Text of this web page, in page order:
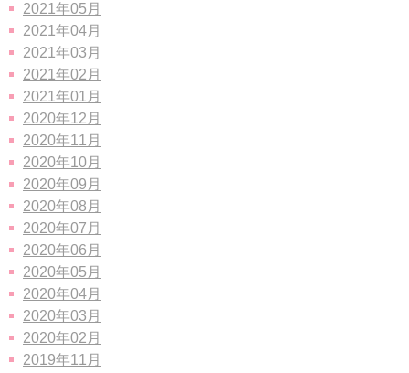
2021年05月
2021年04月
2021年03月
2021年02月
2021年01月
2020年12月
2020年11月
2020年10月
2020年09月
2020年08月
2020年07月
2020年06月
2020年05月
2020年04月
2020年03月
2020年02月
2019年11月